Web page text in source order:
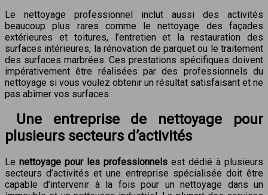
Le nettoyage professionnel inclut aussi des activités
beaucoup plus rares comme le nettoyage des façades
extérieures et toitures, l’entretien et la restauration des
surfaces intérieures, la rénovation de parquet ou le traitement
des surfaces marbrées. Ces prestations spécifiques doivent
impérativement être réalisées par des professionnels du
nettoyage si vous voulez obtenir un résultat satisfaisant et ne
pas abîmer vos surfaces.
Une entreprise de nettoyage pour
plusieurs secteurs d’activités
Le nettoyage pour les professionnels est dédié à plusieurs
secteurs d’activités et une entreprise spécialisée doit être
capable d’intervenir à la fois pour un nettoyage dans un